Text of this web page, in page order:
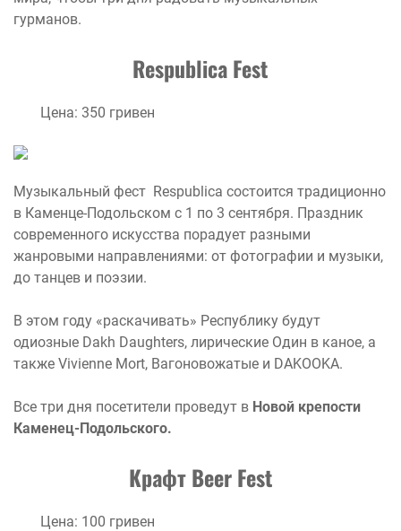
гурманов.
RespublicaFest
Цена: 350 гривен
Музыкальный фест Respublica состоится традиционно
в Каменце-Подольском с 1 по 3 сентября. Праздник
современного искусства порадует разными
жанровыми направлениями: от фотографии и музыки,
до танцев и поэзии.
В этом году «раскачивать» Республику будут
одиозные Dakh Daughters, лирические Один в каное, а
также Vivienne Mort, Вагоновожатые и DAKOOKA.
Все три дня посетители проведут в Новой крепости
Каменец-Подольского.
Крафт Beer Fest
Цена: 100 гривен